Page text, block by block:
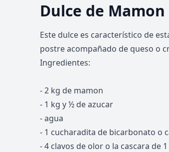
Dulce de Mamon
Este dulce es característico de
postre acompañado de queso o
Ingredientes:
- 2 kg de mamon
- 1 kg y ½ de azucar
- agua
- 1 cucharadita de bicarbonato o
- 4 clavos de olor o la cascara de